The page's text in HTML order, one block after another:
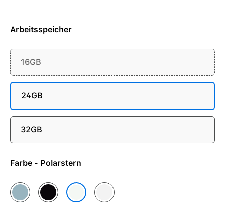
Arbeitsspeicher
16GB
24GB
32GB
Farbe - Polarstern
HimmelblauMitternachtPolarsternSilber